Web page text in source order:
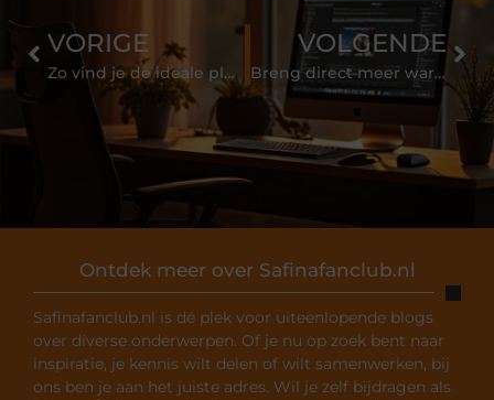
Ontdek meer over Safinafanclub.nl
Safinafanclub.nl is dé plek voor uiteenlopende blogs
over diverse onderwerpen. Of je nu op zoek bent naar
inspiratie, je kennis wilt delen of wilt samenwerken, bij
ons ben je aan het juiste adres. Wil je zelf bijdragen als
VORIGE
Zo vind je de ideale plek voor je televisie
VOLGENDE
Breng direct meer warmte in je interieur met een prachtig nieuw vloerkleed